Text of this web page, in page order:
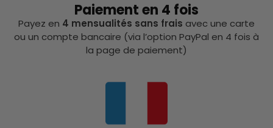
Paiement en 4 fois
Payez en 4 mensualités sans frais avec une carte
ou un compte bancaire (via l’option PayPal en 4 fois à
la page de paiement)